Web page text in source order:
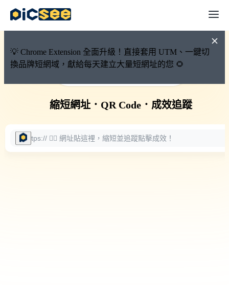
💡 Chrome Extension 全面升級！直接套用 UTM、一鍵切
換品牌短網域，獻給每天建立大量短網址的您 🌻
🚀 PicSee 短網址永久有效
縮短網址． QR Code． 成效追蹤